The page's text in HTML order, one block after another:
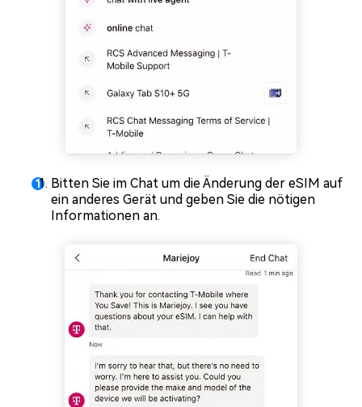
Bitten Sie im Chat um die Änderung der eSIM auf
ein anderes Gerät und geben Sie die nötigen
Informationen an.